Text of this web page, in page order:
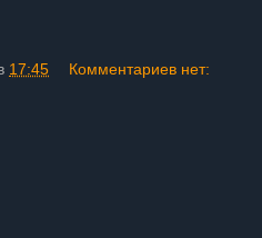
17:45 Комментариев нет: